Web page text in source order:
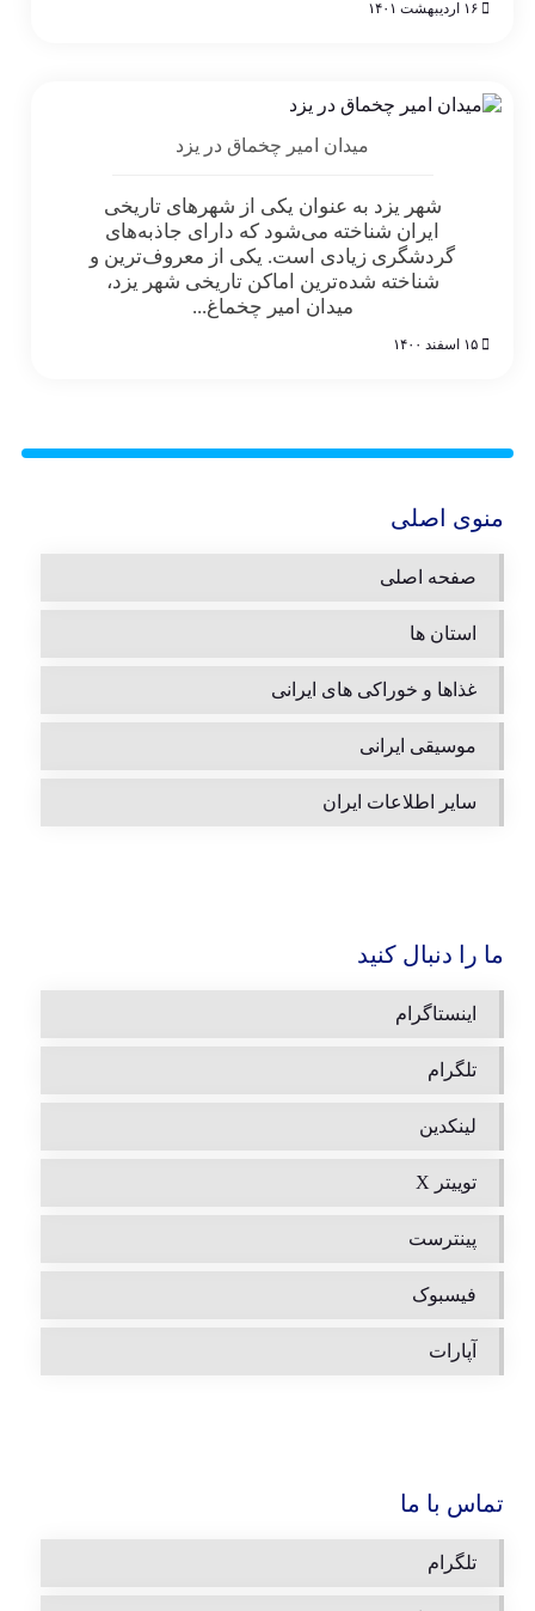
میدان امیر چخماق در یزد
شهر یزد به عنوان یکی از شهرهای تاریخی
ایران شناخته می‌شود که دارای جاذبه‌های
گردشگری زیادی است. یکی از معروف‌ترین و
شناخته شده‌ترین اماکن تاریخی شهر یزد،
میدان امیر چخماغ...
منوی اصلی
صفحه اصلی
استان ها
غذاها و خوراکی های ایرانی
موسیقی ایرانی
سایر اطلاعات ایران
ما را دنبال کنید
اینستاگرام
تلگرام
لینکدین
توییتر X
پینترست
فیسبوک
آپارات
تماس با ما
تلگرام